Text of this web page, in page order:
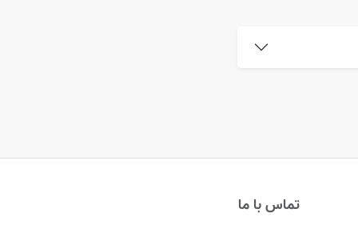
تماس با ما